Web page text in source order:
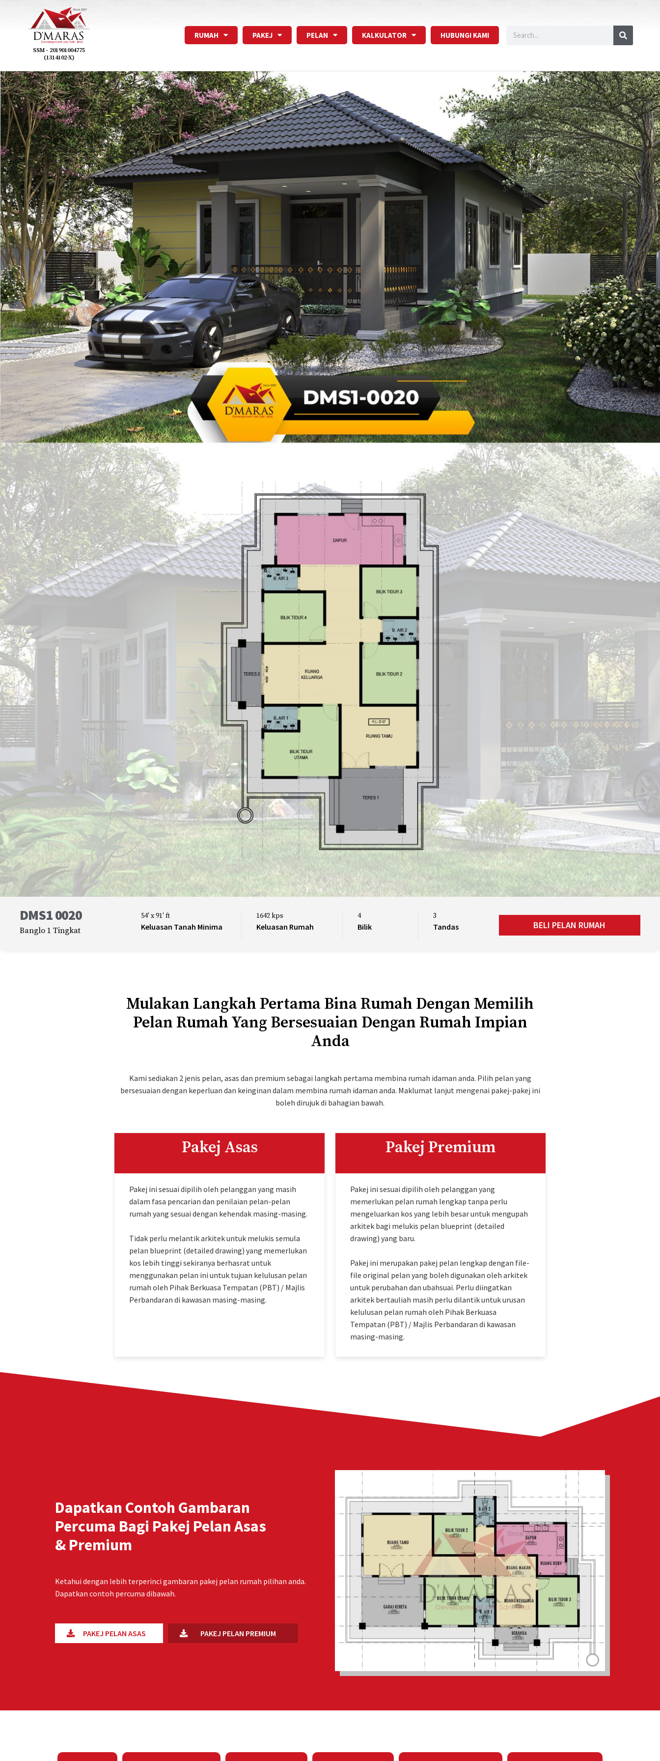
SSM - 201901004775
(1314102-X)
RUMAH PAKEJ PELAN KALKULATOR HUBUNGI KAMI
DMS1 0020
Banglo 1 Tingkat
54' x 91' ft
Keluasan Tanah Minima
1642 kps
Keluasan Rumah
4
Bilik
3
Tandas BELI PELAN RUMAH
Mulakan Langkah Pertama Bina Rumah Dengan Memilih
Pelan Rumah Yang Bersesuaian Dengan Rumah Impian
Anda
Kami sediakan 2 jenis pelan, asas dan premium sebagai langkah pertama membina rumah idaman anda. Pilih pelan yang
bersesuaian dengan keperluan dan keinginan dalam membina rumah idaman anda. Maklumat lanjut mengenai pakej-pakej ini
boleh dirujuk di bahagian bawah.
Pakej Asas
Pakej ini sesuai dipilih oleh pelanggan yang masih
dalam fasa pencarian dan penilaian pelan-pelan
rumah yang sesuai dengan kehendak masing-masing.
Tidak perlu melantik arkitek untuk melukis semula
pelan blueprint (detailed drawing) yang memerlukan
kos lebih tinggi sekiranya berhasrat untuk
menggunakan pelan ini untuk tujuan kelulusan pelan
rumah oleh Pihak Berkuasa Tempatan (PBT) / Majlis
Perbandaran di kawasan masing-masing.
Pakej Premium
Pakej ini sesuai dipilih oleh pelanggan yang
memerlukan pelan rumah lengkap tanpa perlu
mengeluarkan kos yang lebih besar untuk mengupah
arkitek bagi melukis pelan blueprint (detailed
drawing) yang baru.
Pakej ini merupakan pakej pelan lengkap dengan file-
file original pelan yang boleh digunakan oleh arkitek
untuk perubahan dan ubahsuai. Perlu diingatkan
arkitek bertauliah masih perlu dilantik untuk urusan
kelulusan pelan rumah oleh Pihak Berkuasa
Tempatan (PBT) / Majlis Perbandaran di kawasan
masing-masing.
Dapatkan Contoh Gambaran
Percuma Bagi Pakej Pelan Asas
& Premium
Ketahui dengan lebih terperinci gambaran pakej pelan rumah pilihan anda.
Dapatkan contoh percuma dibawah.
PAKEJ PELAN ASAS PAKEJ PELAN PREMIUM